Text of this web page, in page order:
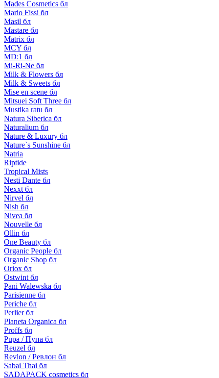
Mades Cosmetics бл
Mario Fissi бл
Masil бл
Mastare бл
Matrix бл
MCY бл
MD:1 бл
Mi-Ri-Ne бл
Milk & Flowers бл
Milk & Sweets бл
Mise en scene бл
Mitsuei Soft Three бл
Mustika ratu бл
Natura Siberica бл
Naturalium бл
Nature & Luxury бл
Nature`s Sunshine бл
Natria
Riptide
Tropical Mists
Nesti Dante бл
Nexxt бл
Nirvel бл
Nish бл
Nivea бл
Nouvelle бл
Ollin бл
One Beauty бл
Organic People бл
Organic Shop бл
Oriox бл
Ostwint бл
Pani Walewska бл
Parisienne бл
Periche бл
Perlier бл
Planeta Organica бл
Proffs бл
Pupa / Пупа бл
Reuzel бл
Revlon / Ревлон бл
Sabai Thai бл
SADAPACK cosmetics бл